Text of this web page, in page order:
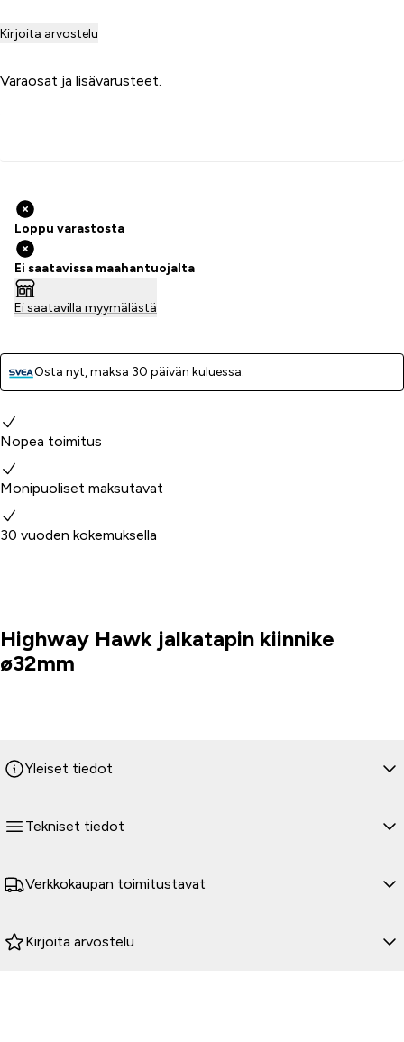
Kirjoita arvostelu
Varaosat ja lisävarusteet.
Loppu varastosta
Ei saatavissa maahantuojalta
Ei saatavilla myymälästä
Osta nyt, ­maksa 30 päivän kuluessa.
Miksi valita meidät?
Nopea toimitus
Monipuoliset maksutavat
30 vuoden kokemuksella
Tuoteinfo
Highway Hawk jalkatapin kiinnike
ø32mm
Yleiset tiedot
Tekniset tiedot
Verkkokaupan toimitustavat
Kirjoita arvostelu